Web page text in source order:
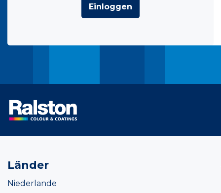
Einloggen
Länder
Niederlande